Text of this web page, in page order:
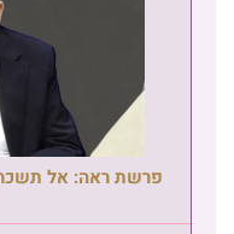
פרשת ראה: אל